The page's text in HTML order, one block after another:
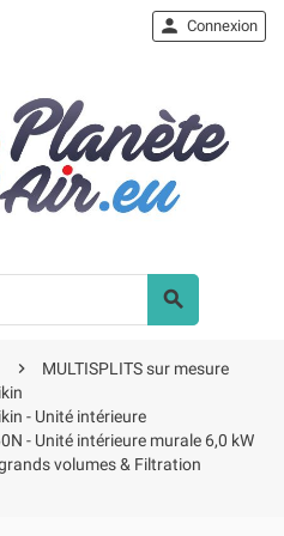

 Connexion

MULTISPLITS sur mesure
- Unité intérieure
- Unité intérieure murale 6,0 kW
volumes & Filtration